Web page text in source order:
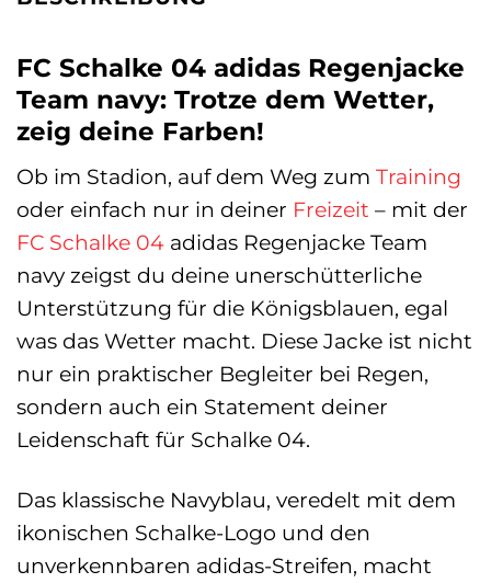
FC Schalke 04 adidas Regenjacke
Team navy: Trotze dem Wetter,
zeig deine Farben!
Ob im Stadion, auf dem Weg zum Training
oder einfach nur in deiner Freizeit – mit der
FC Schalke 04 adidas Regenjacke Team
navy zeigst du deine unerschütterliche
Unterstützung für die Königsblauen, egal
was das Wetter macht. Diese Jacke ist nicht
nur ein praktischer Begleiter bei Regen,
sondern auch ein Statement deiner
Leidenschaft für Schalke 04.
Das klassische Navyblau, veredelt mit dem
ikonischen Schalke-Logo und den
unverkennbaren adidas-Streifen, macht